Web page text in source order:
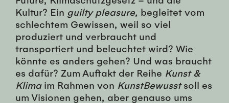
Kultur? Ein guilty pleasure, begleitet vom
schlechtem Gewissen, weil so viel
produziert und verbraucht und
transportiert und beleuchtet wird? Wie
könnte es anders gehen? Und was braucht
es dafür? Zum Auftakt der Reihe Kunst &
Klima im Rahmen von KunstBewusstsoll es
um Visionen gehen, aber genauso ums